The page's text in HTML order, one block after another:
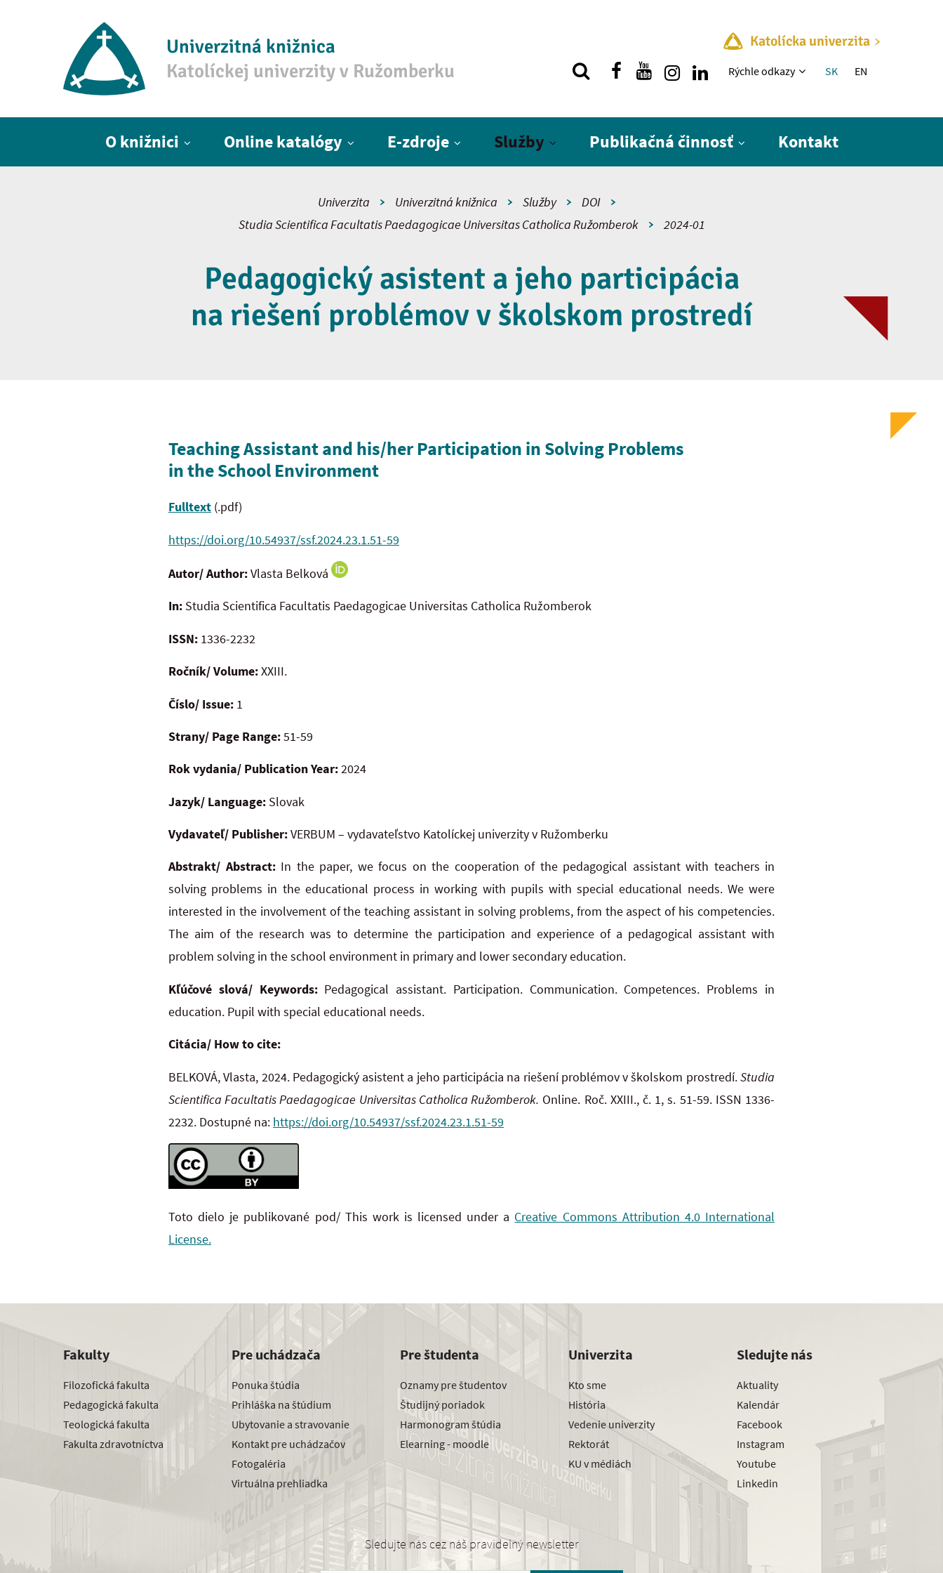
Univerzitná knižnica
Katolíckej univerzity v Ružomberku
Katolícka univerzita
Rýchle menu
Rýchle odkazy SK EN
O knižnici Online katalógy E-zdroje Služby Publikačná činnosť Kontakt
Univerzita Univerzitná knižnica Služby
DOI
Studia Scientifica Facultatis Paedagogicae Universitas Catholica Ružomberok
2024-01
Pedagogický asistent a jeho participácia
na riešení problémov v školskom prostredí
Teaching Assistant and his/her Participation in Solving Problems
in the School Environment
Fulltext (.pdf)
https://doi.org/10.54937/ssf.2024.23.1.51-59
Autor/ Author:Vlasta Belková
In: Studia Scientifica Facultatis Paedagogicae Universitas Catholica Ružomberok
ISSN: 1336-2232
Ročník/ Volume:XXIII.
Číslo/ Issue: 1
Strany/ Page Range:51-59
Rok vydania/ Publication Year:2024
Jazyk/ Language: Slovak
Vydavateľ/ Publisher:VERBUM – vydavateľstvo Katolíckej univerzity v Ružomberku
Abstrakt/ Abstract: In the paper, we focus on the cooperation of the pedagogical assistant with teachers in
solving problems in the educational process in working with pupils with special educational needs. We were
interested in the involvement of the teaching assistant in solving problems, from the aspect of his competencies.
The aim of the research was to determine the participation and experience of a pedagogical assistant with
problem solving in the school environment in primary and lower secondary education.
Kľúčové slová/ Keywords: Pedagogical assistant. Participation. Communication. Competences. Problems in
education. Pupil with special educational needs.
Citácia/ How to cite:
BELKOVÁ, Vlasta, 2024. Pedagogický asistent a jeho participácia na riešení problémov v školskom prostredí.Studia
Scientifica Facultatis Paedagogicae Universitas Catholica Ružomberok. Online. Roč. XXIII., č. 1, s. 51-59. ISSN 1336-
2232. Dostupné na: https://doi.org/10.54937/ssf.2024.23.1.51-59
Toto dielo je publikované pod/ This work is licensed under a Creative Commons Attribution 4.0 International
License.
Fakulty
Filozofická fakulta
Pedagogická fakulta
Teologická fakulta
Fakulta zdravotníctva
Pre uchádzača
Ponuka štúdia
Prihláška na štúdium
Ubytovanie a stravovanie
Kontakt pre uchádzačov
Fotogaléria
Virtuálna prehliadka
Pre študenta
Oznamy pre študentov
Študijný poriadok
Harmonogram štúdia
Elearning - moodle
Univerzita
Kto sme
História
Vedenie univerzity
Rektorát
KU v médiách
Sledujte nás
Aktuality
Kalendár
Facebook
Instagram
Youtube
Linkedin
Sledujte nás cez náš pravidelný newsletter